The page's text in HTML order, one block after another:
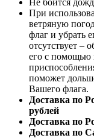
При
ветряную
флаг и убрать
отсутствует –
его с помощью
поможет
Вашего флага.
Доставка по
рублей
Доставка по
Доставка по